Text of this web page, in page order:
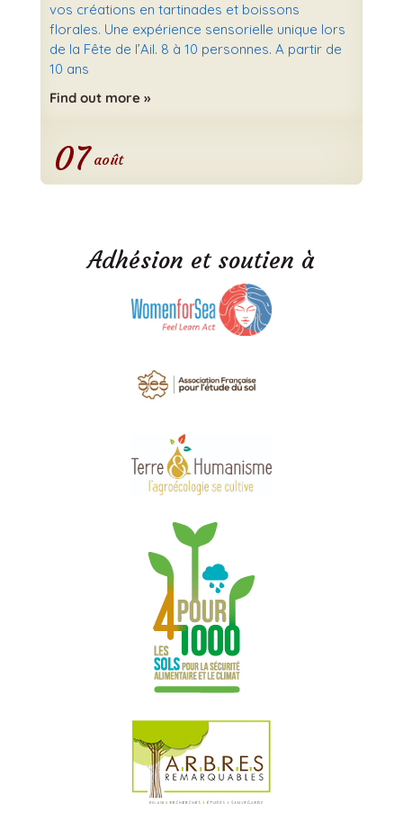
vos créations en tartinades et boissons
florales. Une expérience sensorielle unique lors
de la Fête de l’Ail. 8 à 10 personnes. A partir de
10 ans
Find out more »
07 août
Adhésion et soutien à